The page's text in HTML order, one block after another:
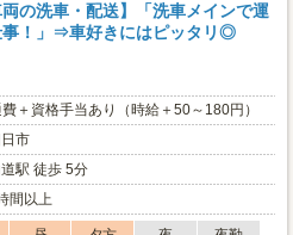
両の洗車・配送】「洗車メインで運
事！」⇒車好きにはピッタリ◎
＋資格手当あり（時給＋50～180円）
市
駅 徒歩 5分
間以上